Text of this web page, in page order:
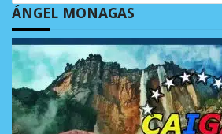
ÁNGEL MONAGAS